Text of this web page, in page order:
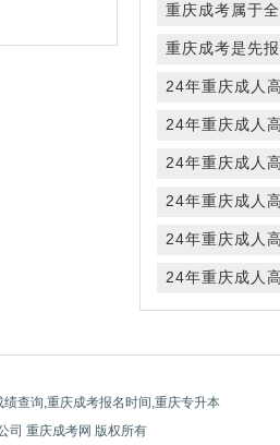
重庆成考属于
重庆成考是先
24年重庆成人
24年重庆成人
24年重庆成人
24年重庆成人
查询,重庆成考报名时间,重庆专升本
司 重庆成考网 版权所有